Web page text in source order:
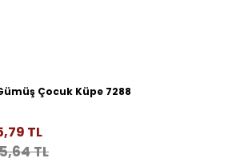
Çocuk Küpe 7288
TL
TL